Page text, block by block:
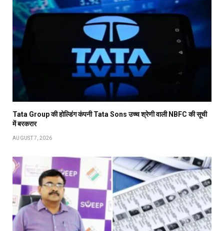
Tata Group की होल्डिंग कंपनी Tata Sons उच्च श्रेणी वाली NBFC की सूची
में बरकरार
AUGUST 7, 2026